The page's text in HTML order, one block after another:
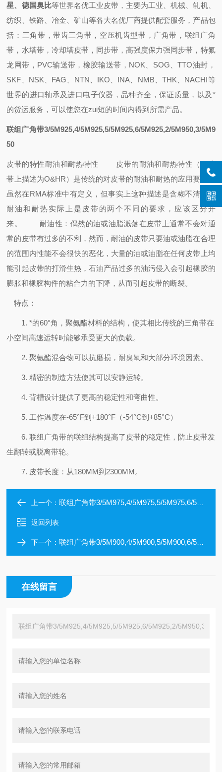
星、德国奥比等世界名优工业皮带，主要为工业、机械、轧机、
纺织、铁路、冶金、矿山等各大名优厂商提供配套服务， 产品包
括： 三角带，带齿三角带，空压机齿型带，广角带，联组广角
带，水塔带，冷却塔皮带，同步带，高强度保力强同步带，特氟
龙网带，PVC输送带，橡胶输送带 ， NOK、SOG、TTO油封 ，
SKF、NSK、FAG、NTN、IKO、INA、NMB、THK、NACHI等
世界的进口轴承及进口电子仪器，品种齐全，保证质量， 以及 *
的货运服务，可以使您在zui短的时间内得到所需产品。
联组广角带3/5M925,4/5M925,5/5M925,6/5M925,2/5M950,3/5M9
50
皮带的特性耐油和耐热特性
皮带的耐油和耐热特性（在皮
带上描述为O&HR）是传统的对皮带的耐油和耐热的应用要求，
虽然在RMA标准中有定义，但事实上这种描述是含糊不清的，
耐油和耐热实际上是皮带的两个不同的要求，应该区分开
来。
耐油性：偶然的油或油脂溅落在皮带上通常不会对通
常的皮带有过多的不利，然而，耐油的皮带只要油或油脂在合理
的范围内性能不会很快的恶化，大量的油或油脂在任何皮带上均
能引起皮带的打滑生热，石油产品过多的油污侵入会引起橡胶的
膨胀和橡胶构件的粘合力的下降，从而引起皮带的断裂。
特点：
1. *的60°角，聚氨酯材料的结构，使其相比传统的三角带在
小空间高速运转时能够承受更大的负载。
2. 聚氨酯混合物可以抗磨损，耐臭氧和大部分环境因素。
3. 精密的制造方法使其可以安静运转。
4. 背槽设计提供了更高的稳定性和弯曲性。
5. 工作温度在-65°F到+180°F（-54°C到+85°C）
6. 联组广角带的联组结构提高了皮带的稳定性，防止皮带发
生翻转或脱离带轮。
7. 皮带长度：从180MM到2300MM。
上一个：联组广角带3/5M975,4/5M975,5/5M975,6/5M975,8/5M975,2/5M1000
返回列表
下一个：联组广角带3/5M900,4/5M900,5/5M900,6/5M900,7/5M900,2/5M925
在线留言